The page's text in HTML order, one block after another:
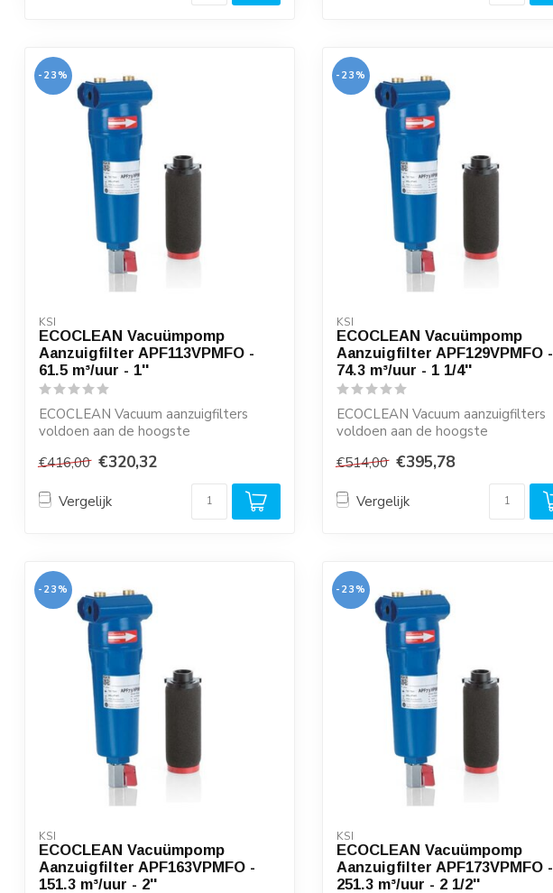
-23%
KSI
ECOCLEAN Vacuümpomp
Aanzuigfilter APF113VPMFO -
61.5 m³/uur - 1''
ECOCLEAN Vacuum aanzuigfilters
voldoen aan de hoogste
€416,00 €320,32
Vergelijk
-23%
KSI
ECOCLEAN Vacuümpomp
Aanzuigfilter APF129VPMFO -
74.3 m³/uur - 1 1/4''
ECOCLEAN Vacuum aanzuigfilters
voldoen aan de hoogste
€514,00 €395,78
Vergelijk
-23%
KSI
ECOCLEAN Vacuümpomp
Aanzuigfilter APF163VPMFO -
151.3 m³/uur - 2''
-23%
KSI
ECOCLEAN Vacuümpomp
Aanzuigfilter APF173VPMFO -
251.3 m³/uur - 2 1/2''